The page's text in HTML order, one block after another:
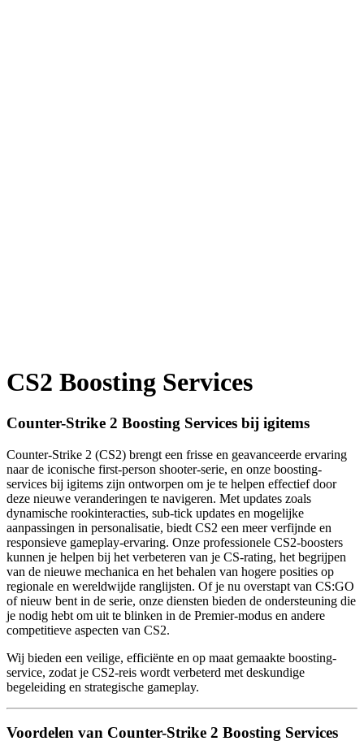
CS2 Boosting Services
Counter-Strike 2 Boosting Services bij igitems
Counter-Strike 2 (CS2) brengt een frisse en geavanceerde ervaring
naar de iconische first-person shooter-serie, en onze boosting-
services bij igitems zijn ontworpen om je te helpen effectief door
deze nieuwe veranderingen te navigeren. Met updates zoals
dynamische rookinteracties, sub-tick updates en mogelijke
aanpassingen in personalisatie, biedt CS2 een meer verfijnde en
responsieve gameplay-ervaring. Onze professionele CS2-boosters
kunnen je helpen bij het verbeteren van je CS-rating, het begrijpen
van de nieuwe mechanica en het behalen van hogere posities op
regionale en wereldwijde ranglijsten. Of je nu overstapt van CS:GO
of nieuw bent in de serie, onze diensten bieden de ondersteuning die
je nodig hebt om uit te blinken in de Premier-modus en andere
competitieve aspecten van CS2.
Wij bieden een veilige, efficiënte en op maat gemaakte boosting-
service, zodat je CS2-reis wordt verbeterd met deskundige
begeleiding en strategische gameplay.
Voordelen van Counter-Strike 2 Boosting Services